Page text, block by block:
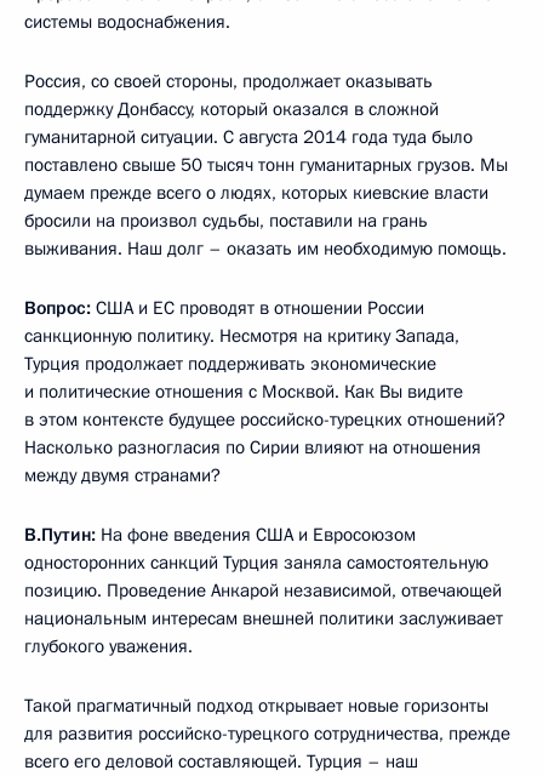
системы водоснабжения.
Россия, со своей стороны, продолжает оказывать
поддержку Донбассу, который оказался в сложной
гуманитарной ситуации. С августа 2014 года туда было
поставлено свыше 50 тысяч тонн гуманитарных грузов. Мы
думаем прежде всего о людях, которых киевские власти
бросили на произвол судьбы, поставили на грань
выживания. Наш долг – оказать им необходимую помощь.
Вопрос: США и ЕС проводят в отношении России
санкционную политику. Несмотря на критику Запада,
Турция продолжает поддерживать экономические
и политические отношения с Москвой. Как Вы видите
в этом контексте будущее российско-турецких отношений?
Насколько разногласия по Сирии влияют на отношения
между двумя странами?
В.Путин: На фоне введения США и Евросоюзом
односторонних санкций Турция заняла самостоятельную
позицию. Проведение Анкарой независимой, отвечающей
национальным интересам внешней политики заслуживает
глубокого уважения.
Такой прагматичный подход открывает новые горизонты
для развития российско-турецкого сотрудничества, прежде
всего его деловой составляющей. Турция – наш